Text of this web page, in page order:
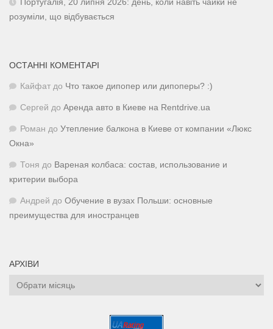
Португалія, 20 липня 2026: день, коли навіть чайки не
розуміли, що відбувається
ОСТАННІ КОМЕНТАРІ
Кайфат до Что такое дипопер или дипоперы? :)
Сергей до Аренда авто в Киеве на Rentdrive.ua
Роман до Утепление балкона в Киеве от компании «Люкс
Окна»
Тоня до Вареная колбаса: состав, использование и
критерии выбора
Андрей до Обучение в вузах Польши: основные
преимущества для иностранцев
АРХІВИ
Архіви